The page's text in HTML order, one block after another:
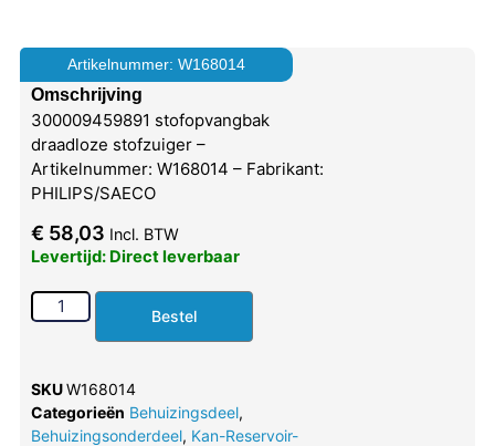
Artikelnummer: W168014
Omschrijving
300009459891 stofopvangbak
draadloze stofzuiger –
Artikelnummer: W168014 – Fabrikant:
PHILIPS/SAECO
€ 58,03 Incl. BTW
Levertijd: Direct leverbaar
Bestel
SKUW168014
Categorieën Behuizingsdeel,
Behuizingsonderdeel, Kan-Reservoir-